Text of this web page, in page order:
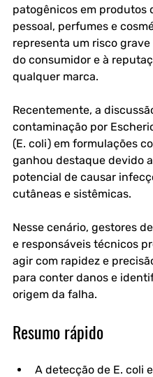
patogênicos em produtos
pessoal, perfumes e
representa um risco grave
do consumidor e à
qualquer marca.
Recentemente, a
contaminação por
(E. coli) em formulações
ganhou destaque devido
potencial de causar
cutâneas e sistêmicas.
Nesse cenário, gestores
e responsáveis técnicos
agir com rapidez e
para conter danos e
origem da falha.
Resumo rápido
A detecção de E. coli